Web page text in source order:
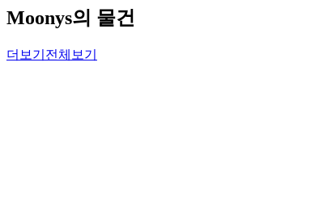
Moonys의 물건
더보기 전체보기